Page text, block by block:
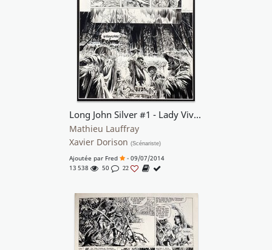
Long John Silver #1 - Lady Vivian Hastings, planche 6
Mathieu Lauffray
Xavier Dorison (Scénariste)
Ajoutée par Fred
- 09/07/2014
13 538
50 22